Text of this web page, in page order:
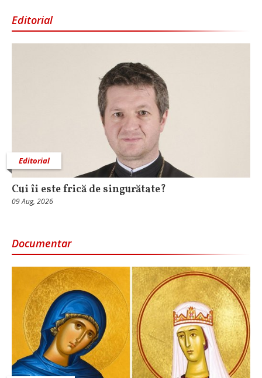
Editorial
Editorial
Cui îi este frică de singurătate?
09 Aug, 2026
Documentar